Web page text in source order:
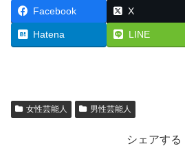
Facebook X
Hatena LINE
女性芸能人 男性芸能人
シェアする